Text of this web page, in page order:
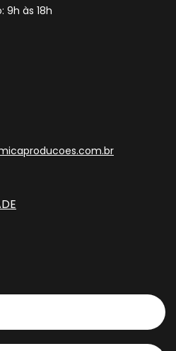
9h às 18h